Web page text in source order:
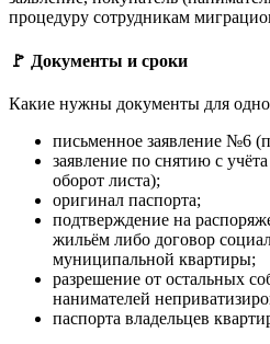
процедуру сотрудникам
🚩 Документы и сроки
Какие нужны документы для
письменное заявление №6
заявление по снятию с
оборот листа);
оригинал паспорта;
подтверждение на
жильём либо договор
муниципальной квартиры;
разрешение от остальных
нанимателей
паспорта владельцев